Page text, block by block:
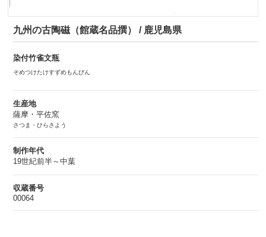
九州の古陶磁（館蔵名品撰） / 鹿児島県
染付竹雀文瓶
そめつけたけすずめもんびん
生産地
薩摩・平佐窯
さつま・ひらさよう
制作年代
19世紀前半～中葉
収蔵番号
00064